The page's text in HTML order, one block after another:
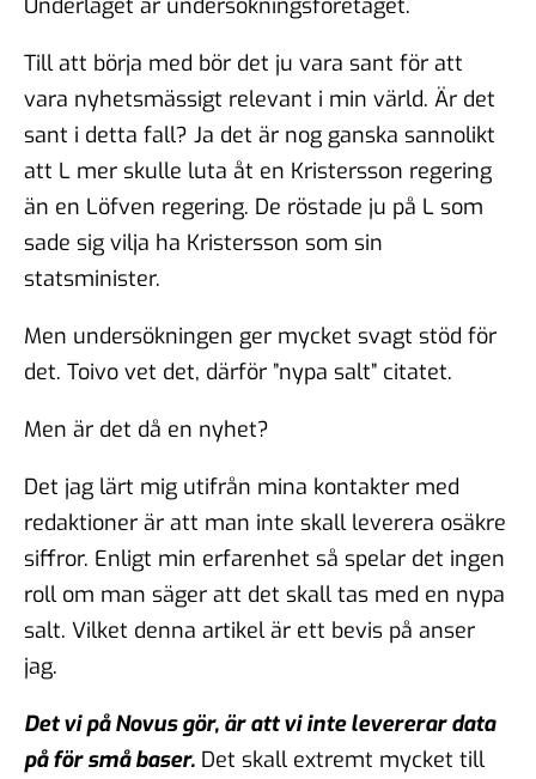
Till att börja med bör det ju vara sant för att
vara nyhetsmässigt relevant i min värld. Är det
sant i detta fall? Ja det är nog ganska sannolikt
att L mer skulle luta åt en Kristersson regering
än en Löfven regering. De röstade ju på L som
sade sig vilja ha Kristersson som sin
statsminister.
Men undersökningen ger mycket svagt stöd för
det. Toivo vet det, därför ”nypa salt” citatet.
Men är det då en nyhet?
Det jag lärt mig utifrån mina kontakter med
redaktioner är att man inte skall leverera osäkre
siffror. Enligt min erfarenhet så spelar det ingen
roll om man säger att det skall tas med en nypa
salt. Vilket denna artikel är ett bevis på anser
jag.
Det vi på Novus gör, är att vi inte levererar data
på för små baser. Det skall extremt mycket till